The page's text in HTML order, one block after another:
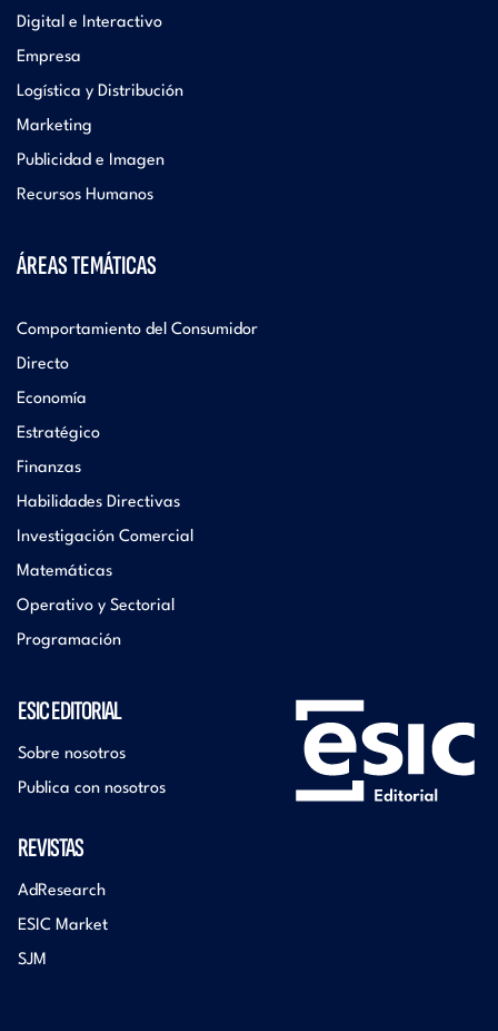
Digital e Interactivo
Empresa
Logística y Distribución
Marketing
Publicidad e Imagen
Recursos Humanos
ÁREAS TEMÁTICAS
Comportamiento del Consumidor
Directo
Economía
Estratégico
Finanzas
Habilidades Directivas
Investigación Comercial
Matemáticas
Operativo y Sectorial
Programación
ESIC EDITORIAL
Sobre nosotros
Publica con nosotros
REVISTAS
AdResearch
ESIC Market
SJM